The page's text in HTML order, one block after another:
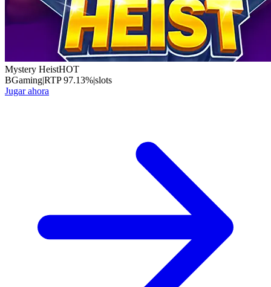
Mystery HeistHOT
BGaming|RTP97.13%|slots
Jugar ahora